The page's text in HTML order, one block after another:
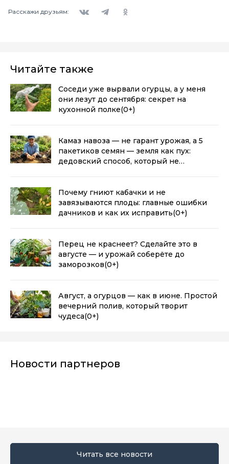
Расскажи друзьям:
Читайте также
Соседи уже вырвали огурцы, а у меня
они лезут до сентября: секрет на
кухонной полке(0+)
Камаз навоза — не гарант урожая, а 5
пакетиков семян — земля как пух:
дедовский способ, который не
Почему гниют кабачки и не
завязываются плоды: главные ошибки
дачников и как их исправить(0+)
Перец не краснеет? Сделайте это в
августе — и урожай соберёте до
заморозков(0+)
Август, а огурцов — как в июне. Простой
вечерний полив, который творит
чудеса(0+)
Новости партнеров
Читать все новости